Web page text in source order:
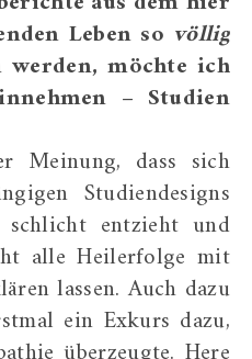
Leben so völlig
werden, möchte ich
– Studien
Meinung, dass sich
Studiendesigns
entzieht und
alle Heilerfolge mit
lassen. Auch dazu
ein Exkurs dazu,